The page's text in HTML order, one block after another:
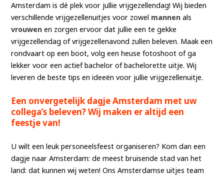
Amsterdam is dé plek voor jullie vrijgezellendag! Wij bieden
verschillende vrijgezellenuitjes voor zowel mannen als
vrouwen en zorgen ervoor dat jullie een te gekke
vrijgezellendag of vrijgezellenavond zullen beleven. Maak een
rondvaart op een boot, volg een heuse fotoshoot of ga
lekker voor een actief bachelor of bachelorette uitje. Wij
leveren de beste tips en ideeën voor jullie vrijgezellenuitje.
Een onvergetelijk dagje Amsterdam met uw
collega’s beleven? Wij maken er altijd een
feestje van!
U wilt een leuk personeelsfeest organiseren? Kom dan een
dagje naar Amsterdam: de meest bruisende stad van het
land: dat kunnen wij weten! Ons Amsterdamse uitjes team